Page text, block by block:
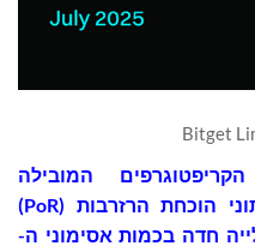
המובילה
וחברת Web3, פרסמה את נתוני הוכחת הרזרבות (PoR)
חדה בכמות אסימוני ה-